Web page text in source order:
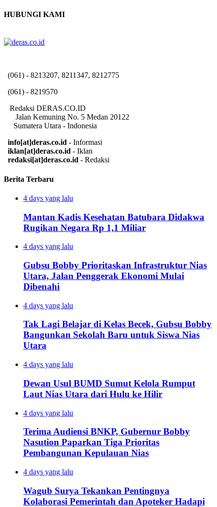
HUBUNGI KAMI
(061) - 8213207, 8211347, 8212775
(061) - 8219570
Redaksi DERAS.CO.ID
Jalan Kemuning No. 5 Medan 20122
Sumatera Utara - Indonesia
info[at]deras.co.id - Informasi
iklan[at]deras.co.id - Iklan
redaksi[at]deras.co.id - Redaksi
Berita Terbaru
4 days yang lalu
Mantan Kadis Kesehatan Batubara Didakwa
Rugikan Negara Rp 1,1 Miliar
4 days yang lalu
Gubsu Bobby Prioritaskan Infrastruktur Nias
Utara, Jalan Penggerak Ekonomi Mulai
Dibenahi
4 days yang lalu
Tak Lagi Belajar di Kelas Becek, Gubsu Bobby
Bangunkan Sekolah Baru untuk Siswa Nias
Utara
4 days yang lalu
Dewan Usul BUMD Sumut Kelola Rumput
Laut Nias Utara dari Hulu ke Hilir
4 days yang lalu
Terima Audiensi BNKP, Gubernur Bobby
Nasution Paparkan Tiga Prioritas
Pembangunan Kepulauan Nias
4 days yang lalu
Wagub Surya Tekankan Pentingnya
Kolaborasi Pemerintah dan Apoteker Hadapi